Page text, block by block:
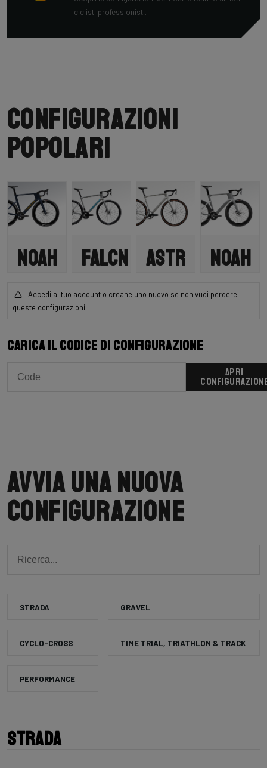
ciclisti professionisti.
Configurazioni
popolari
Noah
Fast
3.0
CREATO
PER TE
Shimano
Falcn
PER TE
2x12
Astr
PER TE
Apri nel configuratore
Noah
3.0
Apri nel
Accedi al tuo account o creane uno nuovo se non vuoi perdere
queste configurazioni.
Carica il codice di configurazione
APRI
Avvia una nuova
configurazione
STRADA GRAVEL
CYCLO-CROSS TIME TRIAL, TRIATHLON & TRACK
PERFORMANCE
Strada